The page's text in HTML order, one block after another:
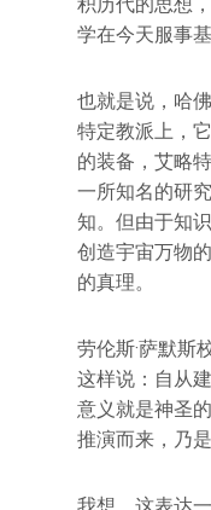
学在今天服事
也就是说，哈
特定教派上，
的装备，艾略
一所知名的研
知。但由于知
创造宇宙万物
的真理。
劳伦斯·萨默斯
这样说：自从
意义就是神圣
推演而来，乃
我想，这表达